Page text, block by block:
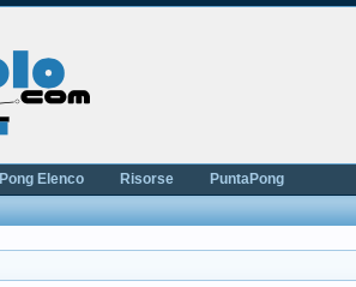
Pong Elenco Risorse PuntaPong